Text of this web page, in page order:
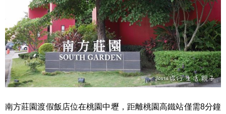
南方莊園渡假飯店位在桃園中壢，距離桃園高鐵站僅需8分鐘